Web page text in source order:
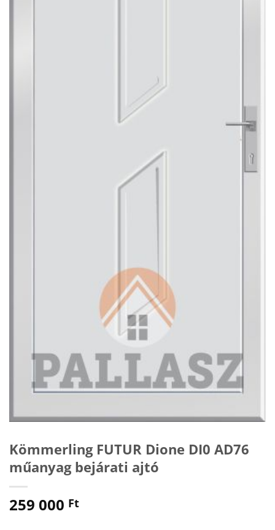
Kömmerling FUTUR Dione DI0 AD76
műanyag bejárati ajtó
259 000 Ft